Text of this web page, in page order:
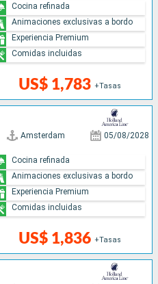
US$ 1,783 +Tasas
Cocina refinada
Animaciones exclusivas a bordo
Experiencia Premium
Comidas incluidas
Amsterdam 05/08/2028
US$ 1,836 +Tasas
Cocina refinada
Animaciones exclusivas a bordo
Experiencia Premium
Comidas incluidas